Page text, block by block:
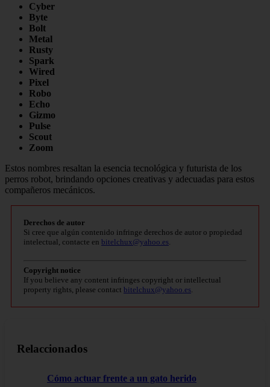
Cyber
Byte
Bolt
Metal
Rusty
Spark
Wired
Pixel
Robo
Echo
Gizmo
Pulse
Scout
Zoom
Estos nombres resaltan la esencia tecnológica y futurista de los
perros robot, brindando opciones creativas y adecuadas para estos
compañeros mecánicos.
Derechos de autor
Si cree que algún contenido infringe derechos de autor o propiedad
intelectual, contacte en bitelchux@yahoo.es
Copyright notice
If you believe any content infringes copyright or intellectual
property rights, please contact bitelchux@yahoo.es
Relaccionados
Cómo actuar frente a un gato herido